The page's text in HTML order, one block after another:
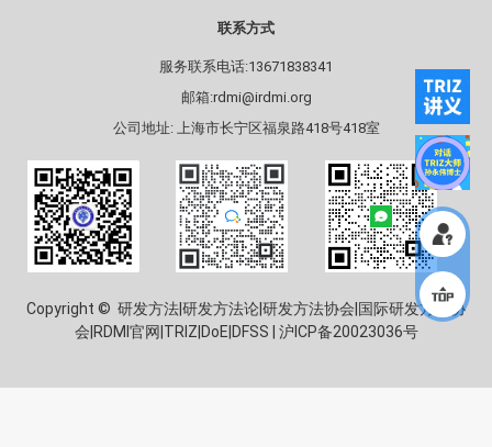
联系方式
服务联系电话:13671838341
邮箱:rdmi@irdmi.org
公司地址: 上海市长宁区福泉路418号418室
Copyright © 研发方法|研发方法论|研发方法协会|国际研发方法协
会|RDMI官网|TRIZ|DoE|DFSS | 沪ICP备20023036号